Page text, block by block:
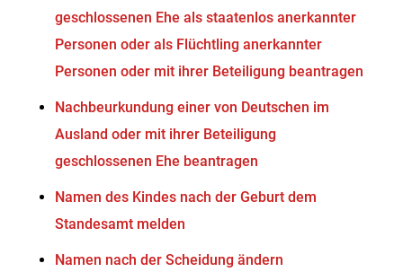
geschlossenen Ehe als staatenlos anerkannter
Personen oder als Flüchtling anerkannter
Personen oder mit ihrer Beteiligung beantragen
Nachbeurkundung einer von Deutschen im
Ausland oder mit ihrer Beteiligung
geschlossenen Ehe beantragen
Namen des Kindes nach der Geburt dem
Standesamt melden
Namen nach der Scheidung ändern